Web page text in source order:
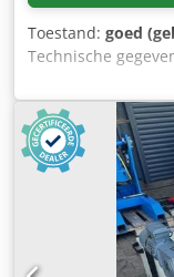
Toestand: goed
Technische
horizontale tafel:
gekantelde
Diameter van de
as: 125 mm -
rechts: 0 - 90° -
- 5,0 omw/min -
voetschakelaar -
Aandrijving: 400 V
900 mm -